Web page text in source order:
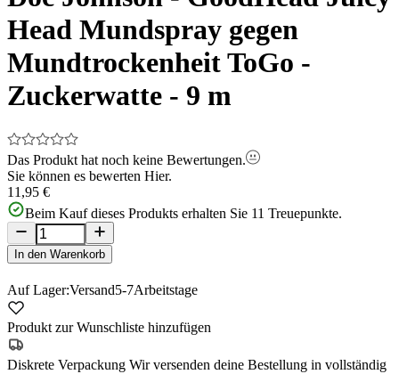
Head Mundspray gegen
Mundtrockenheit ToGo -
Zuckerwatte - 9 m
Das Produkt hat noch keine Bewertungen.
Sie können es bewerten Hier.
11,95 €
Beim Kauf dieses Produkts erhalten Sie 11 Treuepunkte.
In den Warenkorb
Auf Lager:Versand5-7Arbeitstage
Produkt zur Wunschliste hinzufügen
Diskrete Verpackung Wir versenden deine Bestellung in vollständig